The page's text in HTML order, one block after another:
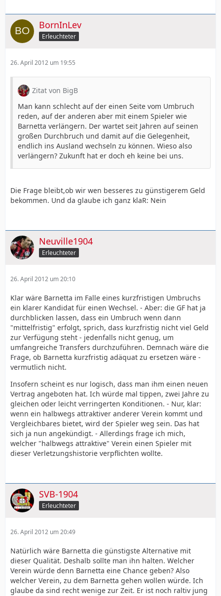
BornInLev
Erleuchteter
26. April 2012 um 19:55
Zitat von BigB
Man kann schlecht auf der einen Seite vom Umbruch
reden, auf der anderen aber mit einem Spieler wie
Barnetta verlängern. Der wartet seit Jahren auf seinen
großen Durchbruch und damit auf die Gelegenheit,
endlich ins Ausland wechseln zu können. Wieso also
verlängern? Zukunft hat er doch eh keine bei uns.
Die Frage bleibt,ob wir wen besseres zu günstigerem Geld
bekommen. Und da glaube ich ganz klaR: Nein
Neuville1904
Erleuchteter
26. April 2012 um 20:10
Klar wäre Barnetta im Falle eines kurzfristigen Umbruchs
ein klarer Kandidat für einen Wechsel. - Aber: die GF hat ja
durchblicken lassen, dass ein Umbruch wenn dann
"mittelfristig" erfolgt, sprich, dass kurzfristig nicht viel Geld
zur Verfügung steht - jedenfalls nicht genug, um
umfangreiche Transfers durchzuführen. Demnach wäre die
Frage, ob Barnetta kurzfristig adäquat zu ersetzen wäre -
vermutlich nicht.
Insofern scheint es nur logisch, dass man ihm einen neuen
Vertrag angeboten hat. Ich würde mal tippen, zwei Jahre zu
gleichen oder leicht verringerten Konditionen. - Nur, klar:
wenn ein halbwegs attraktiver anderer Verein kommt und
Vergleichbares bietet, wird der Spieler weg sein. Das hat
sich ja nun angekündigt. - Allerdings frage ich mich,
welcher "halbwegs attraktive" Verein einen Spieler mit
dieser Verletzungshistorie verpflichten wollte.
SVB-1904
Erleuchteter
26. April 2012 um 20:49
Natürlich wäre Barnetta die günstigste Alternative mit
dieser Qualität. Deshalb sollte man ihn halten. Welcher
Verein würde denn Barnetta eine Chance geben? Also
welcher Verein, zu dem Barnetta gehen wollen würde. Ich
glaube da sind recht wenige zur Zeit. Er ist noch raltiv jung